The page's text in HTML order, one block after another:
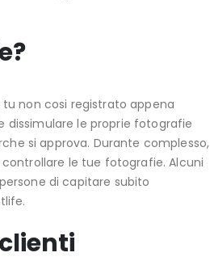
non cosi registrato appena
dissimulare le proprie fotografie
si approva. Durante complesso,
le tue fotografie. Alcuni
di capitare subito